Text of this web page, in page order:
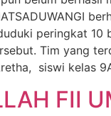
peringkat 10
Tim yang
siswi kelas
FII